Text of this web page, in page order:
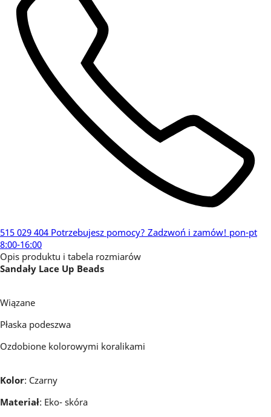
515 029 404 Potrzebujesz pomocy? Zadzwoń i zamów! pon-pt
8:00-16:00
Opis produktu i tabela rozmiarów
Sandały Lace Up Beads
Wiązane
Płaska podeszwa
Ozdobione kolorowymi koralikami
Kolor: Czarny
Materiał: Eko- skóra